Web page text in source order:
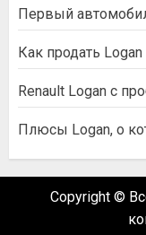
Первый
Как продать
Renault Logan с
Плюсы Logan, о
Copyright ©